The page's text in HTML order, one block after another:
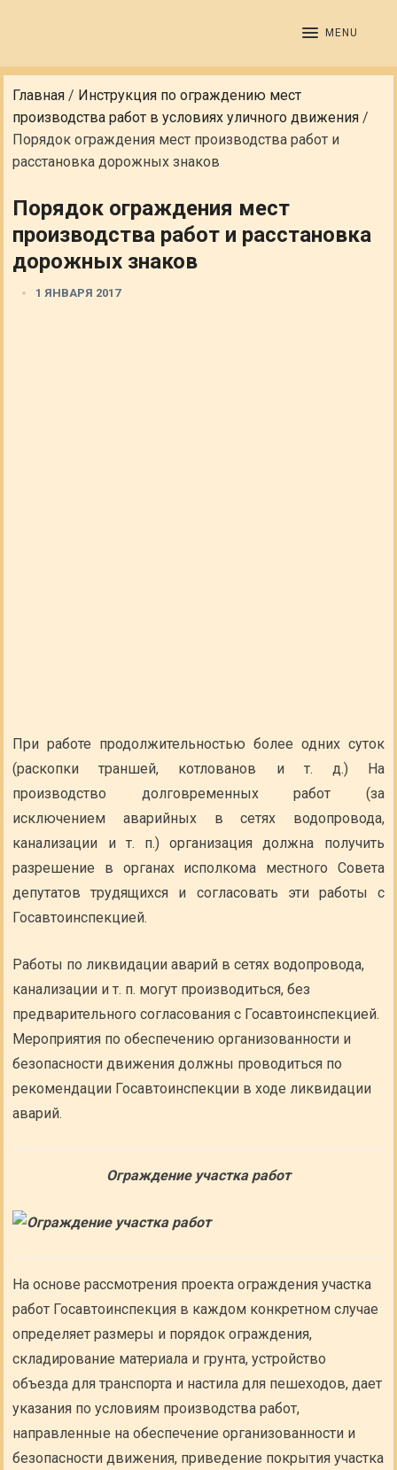
MENU
Главная / Инструкция по ограждению мест
производства работ в условиях уличного движения /
Порядок ограждения мест производства работ и
расстановка дорожных знаков
Порядок ограждения мест
производства работ и расстановка
дорожных знаков
1 ЯНВАРЯ 2017
При работе продолжительностью более одних суток
(раскопки траншей, котлованов и т. д.) На
производство долговременных работ (за
исключением аварийных в сетях водопровода,
канализации и т. п.) организация должна получить
разрешение в органах исполкома местного Совета
депутатов трудящихся и согласовать эти работы с
Госавтоинспекцией.
Работы по ликвидации аварий в сетях водопровода,
канализации и т. п. могут производиться, без
предварительного согласования с Госавтоинспекцией.
Мероприятия по обеспечению организованности и
безопасности движения должны проводиться по
рекомендации Госавтоинспекции в ходе ликвидации
аварий.
Ограждение участка работ
На основе рассмотрения проекта ограждения участка
работ Госавтоинспекция в каждом конкретном случае
определяет размеры и порядок ограждения,
складирование материала и грунта, устройство
объезда для транспорта и настила для пешеходов, дает
указания по условиям производства работ,
направленные на обеспечение организованности и
безопасности движения, приведение покрытия участка